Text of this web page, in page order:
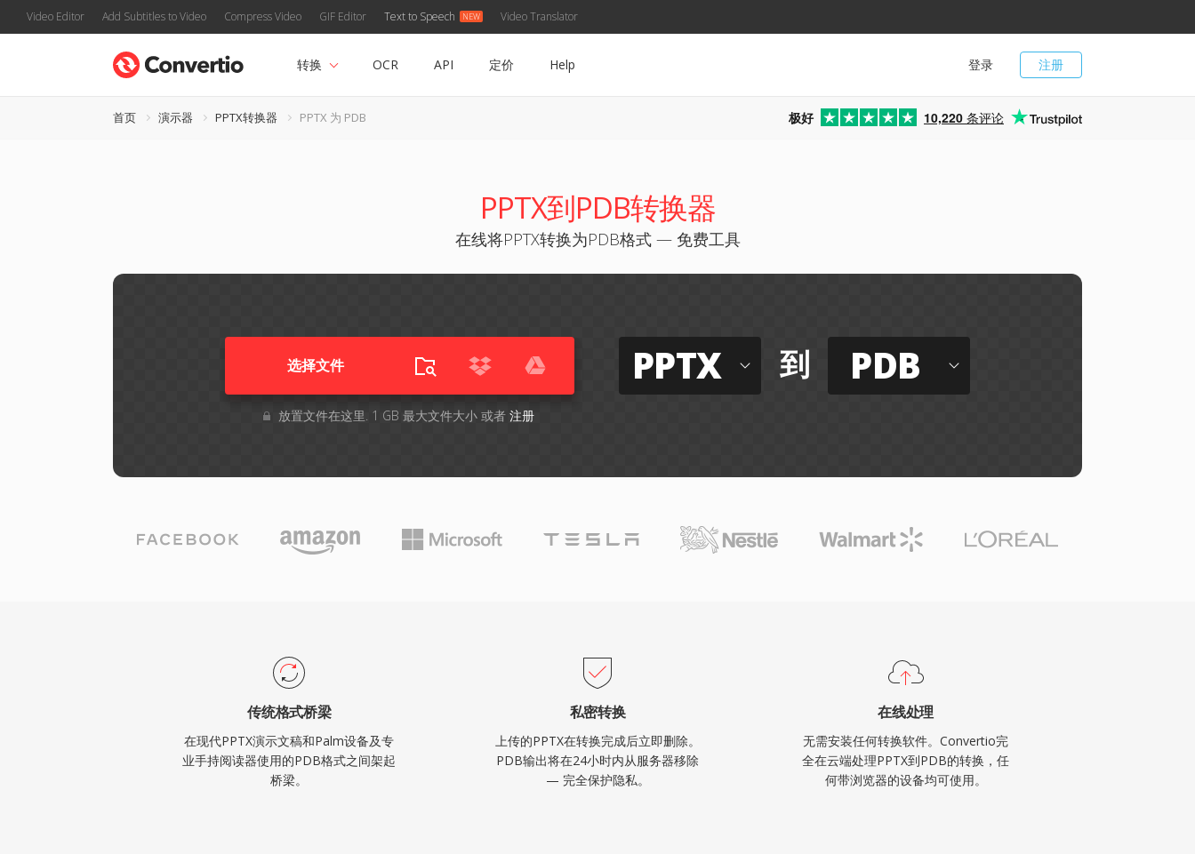
Video Editor Add Subtitles to Video Compress Video GIF Editor Text to Speech Video Translator
注册
登录
转换 OCR API 定价 Help
首页 演示器 PPTX转换器 PPTX 为 PDB 极好 10,220 条评论
PPTX到PDB转换器
在线将PPTX转换为PDB格式 — 免费工具
选择文件
放置文件在这里. 1 GB 最大文件大小 或者 注册
PPTX 到 PDB
传统格式桥梁
在现代PPTX演示文稿和Palm设备及专
业手持阅读器使用的PDB格式之间架起
桥梁。
私密转换
上传的PPTX在转换完成后立即删除。
PDB输出将在24小时内从服务器移除
— 完全保护隐私。
在线处理
无需安装任何转换软件。Convertio完
全在云端处理PPTX到PDB的转换，任
何带浏览器的设备均可使用。